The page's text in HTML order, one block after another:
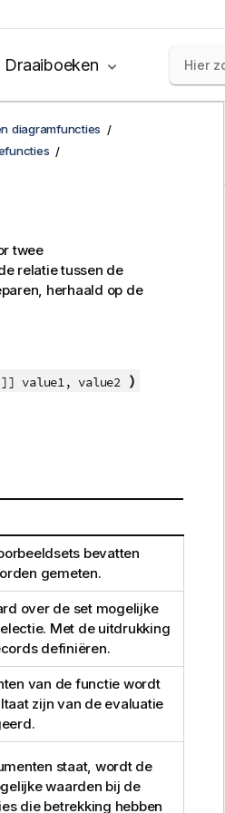
Draaiboeken
diagramfuncties
twee
relatie tussen de
herhaald op de
value1, value2 )
bevatten
gemeten.
over de set mogelijke
Met de uitdrukking
definiëren.
van de functie wordt
zijn van de evaluatie
staat, wordt de
waarden bij de
die betrekking hebben